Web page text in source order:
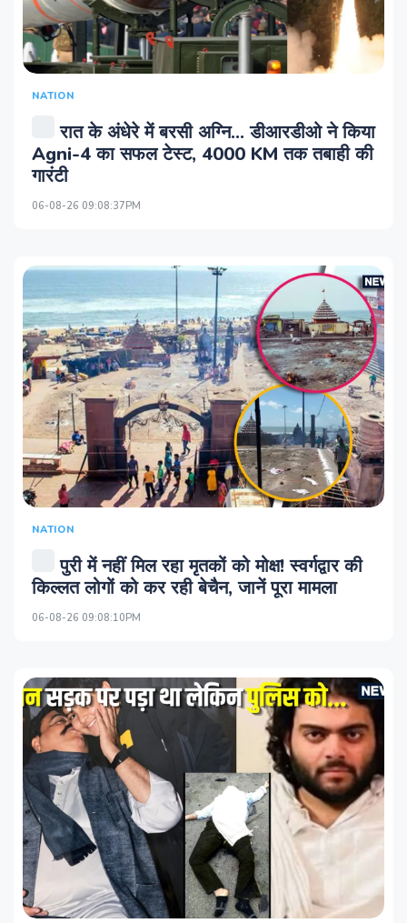
NATION
रात के अंधेरे में बरसी अग्नि... डीआरडीओ ने किया
Agni-4 का सफल टेस्‍ट, 4000 KM तक तबाही की
गारंटी
06-08-26 09:08:37PM
NATION
पुरी में नहीं मिल रहा मृतकों को मोक्ष! स्‍वर्गद्वार की
किल्‍लत लोगों को कर रही बेचैन, जानें पूरा मामला
06-08-26 09:08:10PM